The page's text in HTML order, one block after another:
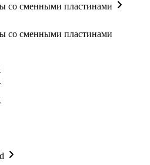
со сменными пластинами
со сменными пластинами